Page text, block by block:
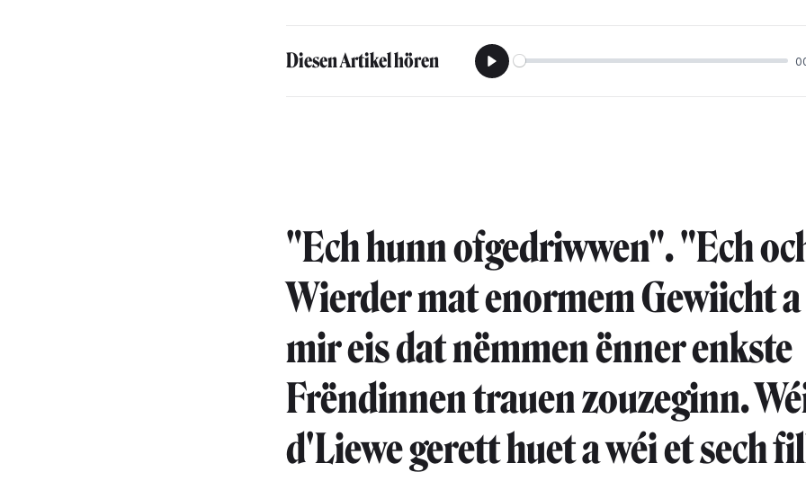
Diesen Artikel hören
Play
"Ech hunn ofgedriwwen". "Ech
Wierder mat enormem Gewiicht
mir eis dat nëmmen ënner enkste
Frëndinnen trauen zouzeginn.
d'Liewe gerett huet a wéi et sech